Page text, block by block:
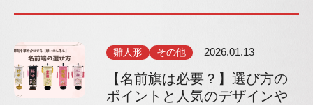
雛人形 その他 2026.01.13
【名前旗は必要？】選び方の
ポイントと人気のデザインや